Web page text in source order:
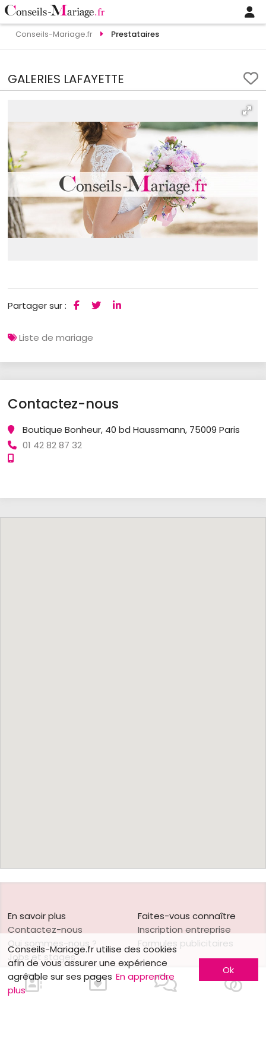
Conseils-Mariage.fr Prestataires
GALERIES LAFAYETTE
Partager sur :
Liste de mariage
Contactez-nous
Boutique Bonheur, 40 bd Haussmann, 75009 Paris
01 42 82 87 32
En savoir plus
Contactez-nous
Qui sommes-nous ?
Jobs et stages
Partenaires
Mentions légales
Faites-vous connaître
Inscription entreprise
Formules publicitaires
Conseils-Mariage.fr utilise des cookies
afin de vous assurer une expérience
agréable sur ses pages En apprendre
plus
Ok